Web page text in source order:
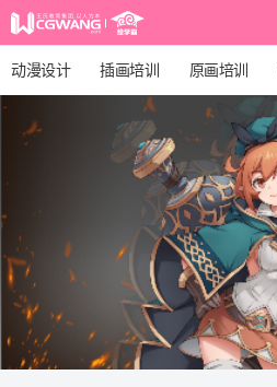
动漫设计 插画培训 原画培训
3D建模 培训课程
绘画教程 板绘培训